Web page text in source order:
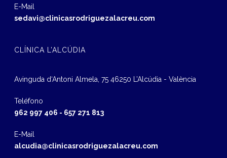
E-Mail
sedavi@clinicasrodriguezalacreu.com
CLÍNICA L’ALCÚDIA
Avinguda d‘Antoni Almela, 75 46250 L’Alcúdia - València
Teléfono
962 997 406 - 657 271 813
E-Mail
alcudia@clinicasrodriguezalacreu.com